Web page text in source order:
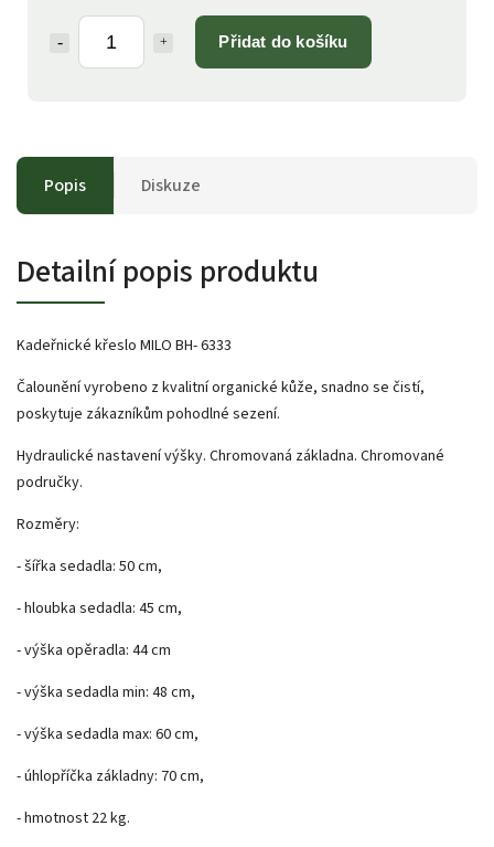
Přidat do košíku
Popis Diskuze
Detailní popis produktu
Kadeřnické křeslo MILO BH- 6333
Čalounění vyrobeno z kvalitní organické kůže, snadno se čistí,
poskytuje zákazníkům pohodlné sezení.
Hydraulické nastavení výšky. Chromovaná základna. Chromované
područky.
Rozměry:
- šířka sedadla: 50 cm,
- hloubka sedadla: 45 cm,
- výška opěradla: 44 cm
- výška sedadla min: 48 cm,
- výška sedadla max: 60 cm,
- úhlopříčka základny: 70 cm,
- hmotnost 22 kg.